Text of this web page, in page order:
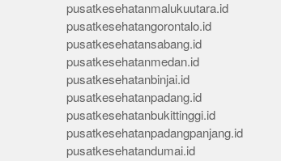
pusatkesehatanmalukuutara.id
pusatkesehatangorontalo.id
pusatkesehatansabang.id
pusatkesehatanmedan.id
pusatkesehatanbinjai.id
pusatkesehatanpadang.id
pusatkesehatanbukittinggi.id
pusatkesehatanpadangpanjang.id
pusatkesehatandumai.id